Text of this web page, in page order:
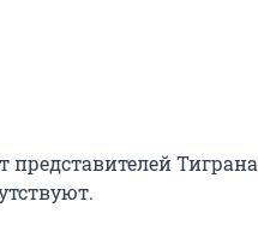
Тиграна